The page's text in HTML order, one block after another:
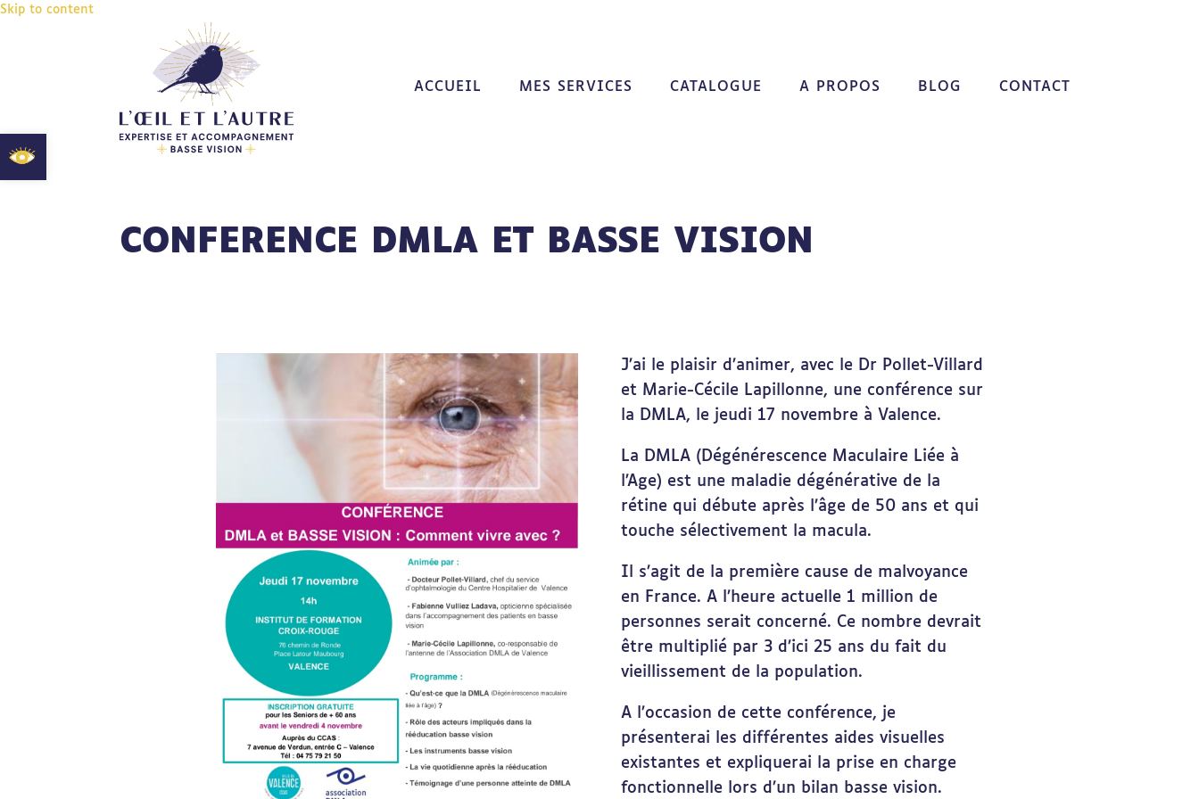
Skip to content
Ouvrir la barre d’outils
ACCUEIL MES SERVICES CATALOGUE A PROPOS BLOG CONTACT
CONFERENCE DMLA ET BASSE VISION
J’ai le plaisir d’animer, avec le Dr Pollet-Villard
et Marie-Cécile Lapillonne, une conférence sur
la DMLA, le jeudi 17 novembre à Valence.
La DMLA (Dégénérescence Maculaire Liée à
l’Age) est une maladie dégénérative de la
rétine qui débute après l’âge de 50 ans et qui
touche sélectivement la macula.
Il s’agit de la première cause de malvoyance
en France. A l’heure actuelle 1 million de
personnes serait concerné. Ce nombre devrait
être multiplié par 3 d’ici 25 ans du fait du
vieillissement de la population.
A l’occasion de cette conférence, je
présenterai les différentes aides visuelles
existantes et expliquerai la prise en charge
fonctionnelle lors d’un bilan basse vision.